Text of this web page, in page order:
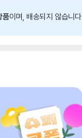
품이며, 배송되지 않습니다.